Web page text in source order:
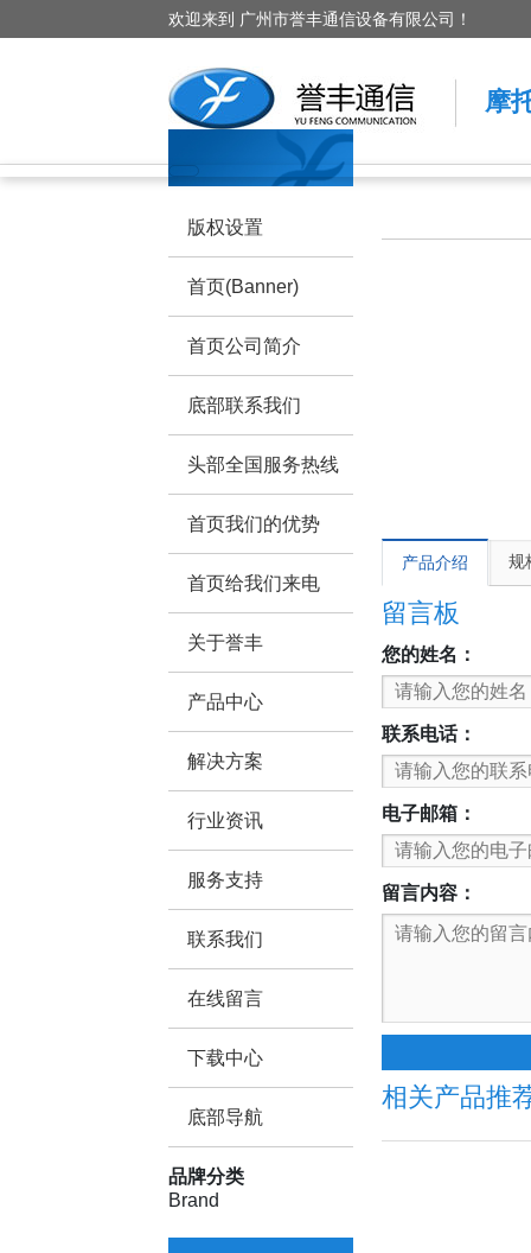
欢迎来到 广州市誉丰通信设备有限公司！
摩
版权设置
首页(Banner)
首页公司简介
底部联系我们
头部全国服务热线
首页我们的优势
首页给我们来电
关于誉丰
产品中心
解决方案
行业资讯
服务支持
联系我们
在线留言
下载中心
底部导航
品牌分类
Brand
产品介绍 规
留言板
您的姓名：
联系电话：
电子邮箱：
留言内容：
相关产品推